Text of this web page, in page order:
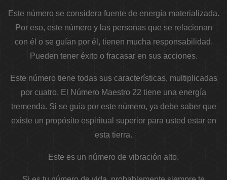
Este número se considera fuente de energía materializada.
Por eso, este número y las personas que se relacionan
con él o se guían por él, tienen mucha responsabilidad.
Pueden tener éxito o fracasar en sus acciones.
Este número tiene todas sus características, multiplicadas
por cuatro. El Número Maestro 22 tiene una energía
tremenda. Si se guía por este número, ya debe saber que
existe un propósito espiritual superior para usted estar en
esta tierra.
Este es un número de vibración alto.